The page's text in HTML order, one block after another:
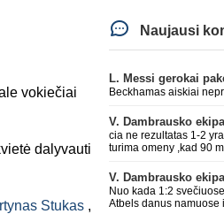
vokiečiai
dalyvauti
Stukas ,
Naujausi
Beckhamas aiskiai
cia ne rezultatas 1-2
turima omeny ,kad 90
Nuo kada 1:2
Atbels danus namuose